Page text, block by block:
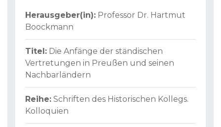
Herausgeber(in): Professor Dr. Hartmut
Boockmann
Titel: Die Anfänge der ständischen
Vertretungen in Preußen und seinen
Nachbar­ländern
Reihe: Schriften des Historischen Kollegs.
Kolloquien